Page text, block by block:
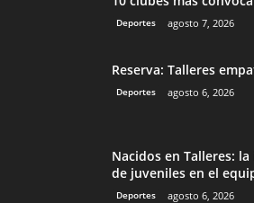
Deportes agosto 7, 2026
Reserva: Talleres
Deportes agosto 6, 2026
Nacidos en Talleres:
de juveniles en el
Deportes agosto 6, 2026